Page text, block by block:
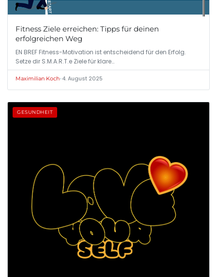
Fitness Ziele erreichen: Tipps für deinen
erfolgreichen Weg
EN BREF Fitness-Motivation ist entscheidend für den Erfolg.
Setze dir S.M.A.R.T.e Ziele für klare…
Maximilian Koch•4. August 2025
GESUNDHEIT